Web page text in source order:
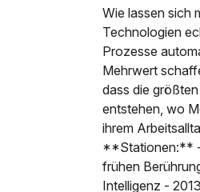
Wie lassen sich
Technologien
Prozesse
Mehrwert
dass die
entstehen, wo
ihrem
**Stationen:** -
frühen
Intelligenz -